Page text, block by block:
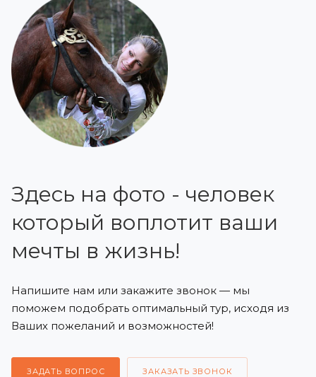
Здесь на фото - человек
который воплотит ваши
мечты в жизнь!
Напишите нам или закажите звонок — мы
поможем подобрать оптимальный тур, исходя из
Ваших пожеланий и возможностей!
ЗАДАТЬ ВОПРОС ЗАКАЗАТЬ ЗВОНОК